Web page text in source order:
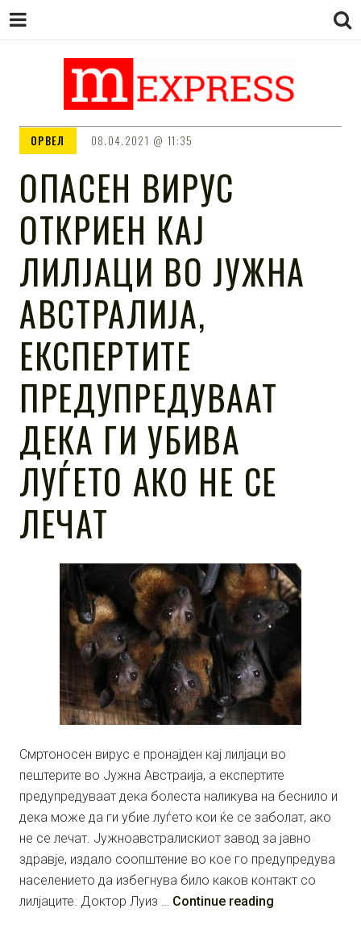
M EXPRESS
ОРВЕЛ 08.04.2021 11:35
ОПАСЕН ВИРУС
ОТКРИЕН КАЈ
ЛИЛЈАЦИ ВО ЈУЖНА
АВСТРАЛИЈА,
ЕКСПЕРТИТЕ
ПРЕДУПРЕДУВААТ
ДЕКА ГИ УБИВА
ЛУЃЕТО АКО НЕ СЕ
ЛЕЧАТ
Смртоносен вирус е пронајден кај лилјаци во
пештерите во Јужна Австраија, а експертите
предупредуваат дека болеста наликува на беснило и
дека може да ги убие луѓето кои ќе се заболат, ако
не се лечат. Јужноавстралискиот завод за јавно
здравје, издало соопштение во кое го предупредува
населението да избегнува било каков контакт со
лилјаците. Доктор Луиз … Continue reading